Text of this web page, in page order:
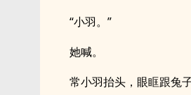
“小羽。”
她喊。
常小羽抬头，眼眶跟兔